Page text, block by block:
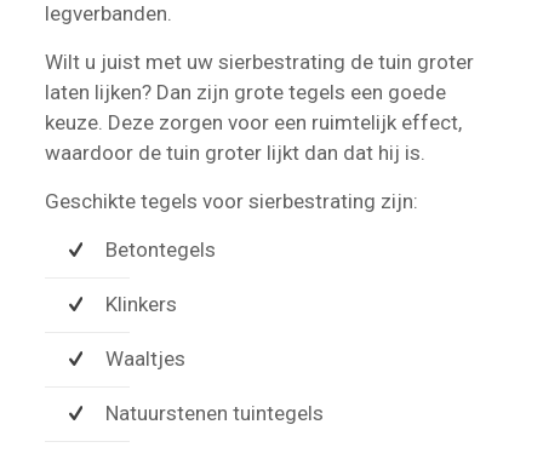
legverbanden.
Wilt u juist met uw sierbestrating de tuin groter
laten lijken? Dan zijn grote tegels een goede
keuze. Deze zorgen voor een ruimtelijk effect,
waardoor de tuin groter lijkt dan dat hij is.
Geschikte tegels voor sierbestrating zijn:
Betontegels
Klinkers
Waaltjes
Natuurstenen tuintegels